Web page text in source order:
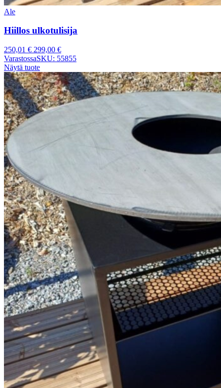
Ale
Hiillos ulkotulisija
250,01 € 299,00 €
VarastossaSKU: 55855
Näytä tuote